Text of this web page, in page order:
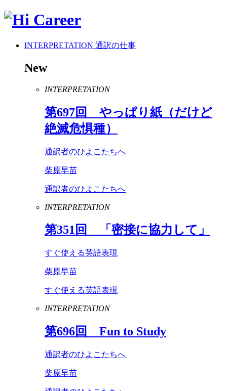
INTERPRETATION 通訳の仕事
New
INTERPRETATION
第697回 やっぱり紙（だけど
絶滅危惧種）
通訳者のひよこたちへ
柴原早苗
通訳者のひよこたちへ
INTERPRETATION
第351回 「密接に協力して」
すぐ使える英語表現
柴原早苗
すぐ使える英語表現
INTERPRETATION
第696回 Fun to Study
通訳者のひよこたちへ
柴原早苗